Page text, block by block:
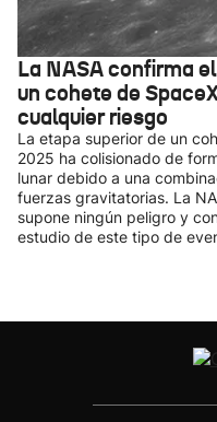
La NASA confirma
un cohete de
cualquier riesgo
La etapa superior de un
2025 ha colisionado de
lunar debido a una
fuerzas gravitatorias. La
supone ningún peligro y
estudio de este tipo de